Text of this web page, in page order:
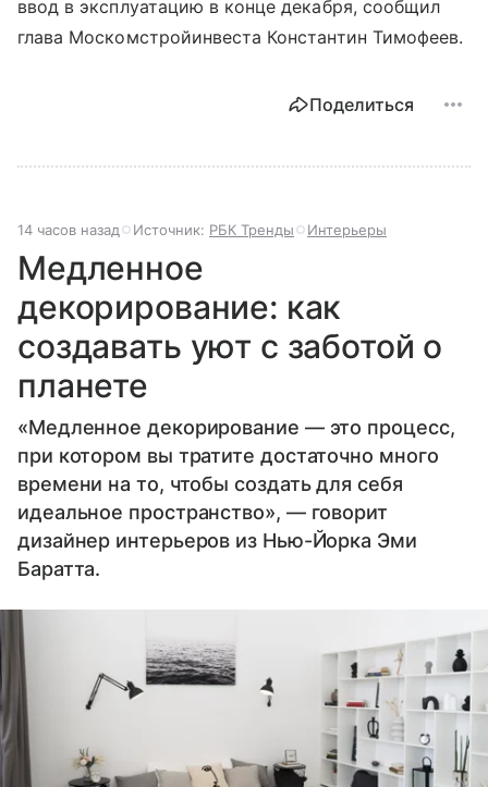
ввод в эксплуатацию в конце декабря, сообщил
глава Москомстройинвеста Константин Тимофеев.
Поделиться
14 часов назад Источник: РБК Тренды Интерьеры
Медленное
декорирование: как
создавать уют с заботой о
планете
«Медленное декорирование — это процесс,
при котором вы тратите достаточно много
времени на то, чтобы создать для себя
идеальное пространство», — говорит
дизайнер интерьеров из Нью-Йорка Эми
Баратта.